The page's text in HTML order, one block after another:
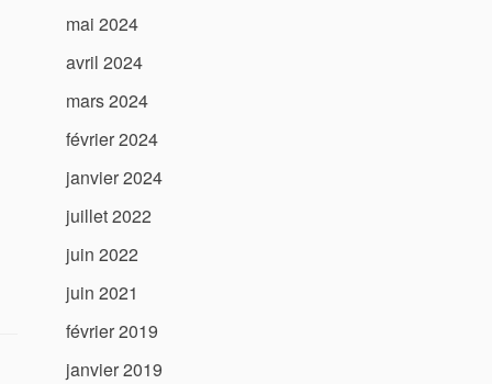
mai 2024
avril 2024
mars 2024
février 2024
janvier 2024
juillet 2022
juin 2022
juin 2021
février 2019
janvier 2019